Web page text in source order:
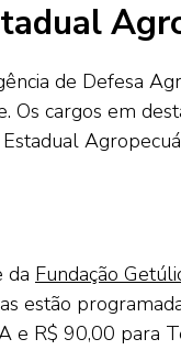
de Defesa
Os cargos em
da Fundação
estão
e R$ 90,00 para